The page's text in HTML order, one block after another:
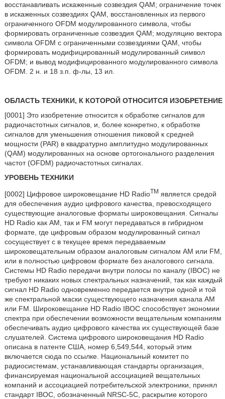
восстанавливать искаженные созвездия QAM; ограничение точек
в искаженных созвездиях QAM, восстановленных из первого
ограниченного OFDM модулированного символа, чтобы
формировать ограниченные созвездия QAM; модуляцию вектора
символа OFDM с ограниченными созвездиями QAM, чтобы
формировать модифицированный модулированный символ
OFDM; и вывод модифицированного модулированного символа
OFDM. 2 н. и 18 з.п. ф-лы, 13 ил.
ОБЛАСТЬ ТЕХНИКИ, К КОТОРОЙ ОТНОСИТСЯ ИЗОБРЕТЕНИЕ
[0001] Это изобретение относится к обработке сигналов для
радиочастотных сигналов, и, более конкретно, к обработке
сигналов для уменьшения отношения пиковой к средней
мощности (PAR) в квадратурно амплитудно модулированных
(QAM) модулированных на основе ортогонального разделения
частот (OFDM) радиочастотных сигналах.
УРОВЕНЬ ТЕХНИКИ
[0002] Цифровое широковещание HD RadioTM является средой
для обеспечения аудио цифрового качества, превосходящего
существующие аналоговые форматы широковещания. Сигналы
HD Radio как AM, так и FM могут передаваться в гибридном
формате, где цифровым образом модулированный сигнал
сосуществует с в текущее время передаваемым
широковещательным образом аналоговым сигналом AM или FM,
или в полностью цифровом формате без аналогового сигнала.
Системы HD Radio передачи внутри полосы по каналу (IBOC) не
требуют никаких новых спектральных назначений, так как каждый
сигнал HD Radio одновременно передается внутри одной и той
же спектральной маски существующего назначения канала AM
или FM. Широковещание HD Radio IBOC способствует экономии
спектра при обеспечении возможности вещательным компаниям
обеспечивать аудио цифрового качества их существующей базе
слушателей. Система цифрового широковещания HD Radio
описана в патенте США, номер 6,549,544, который этим
включается сюда по ссылке. Национальный комитет по
радиосистемам, устанавливающая стандарты организация,
финансируемая национальной ассоциацией вещательных
компаний и ассоциацией потребительской электроники, принял
стандарт IBOC, обозначенный NRSC-5C, раскрытие которого